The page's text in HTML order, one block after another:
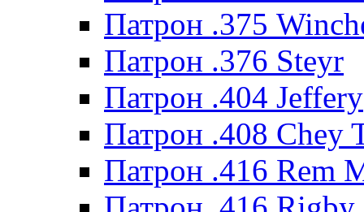
Патрон .375
Патрон .376 Steyr
Патрон .404 Jeffery
Патрон .408 Chey
Патрон .416 Rem